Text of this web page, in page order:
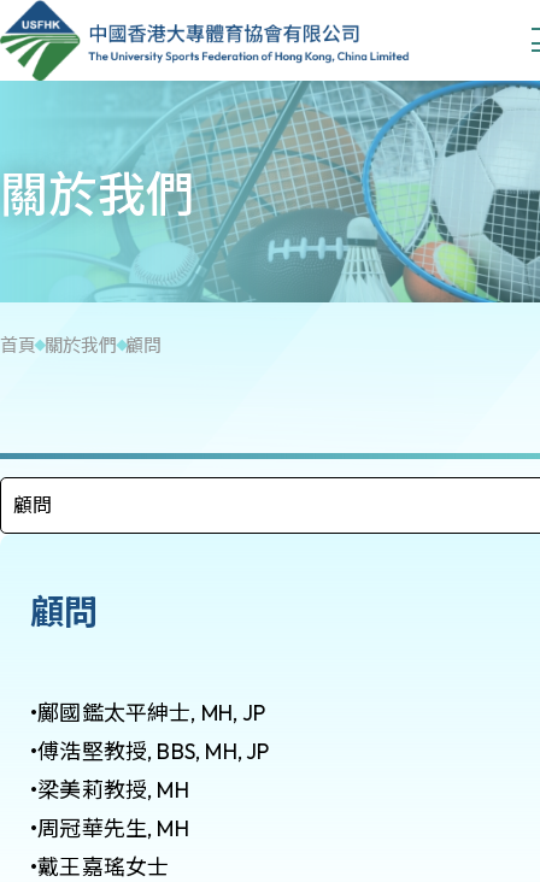
關於我們
首頁 關於我們 顧問
顧問
顧問
•鄺國鑑太平紳士, MH, JP
•傅浩堅教授, BBS, MH, JP
•梁美莉教授, MH
•周冠華先生, MH
•戴王嘉瑤女士